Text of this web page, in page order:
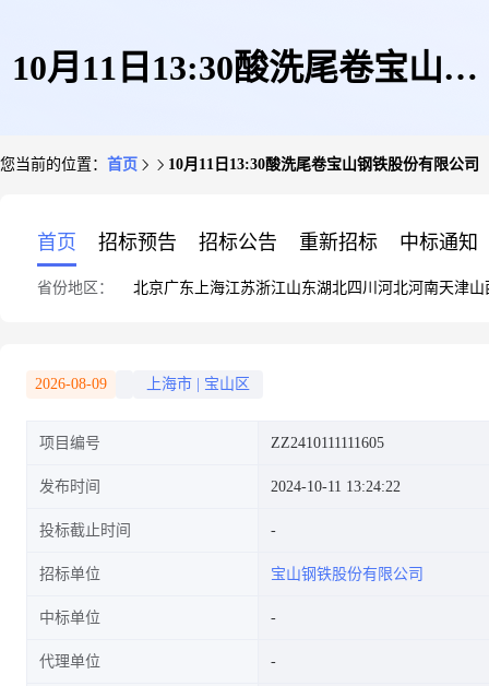
10月11日13:30酸洗尾卷宝山钢
您当前的位置： 首页 10月11日13:30酸洗尾卷宝山钢铁股份有限公司
首页 招标预告 招标公告 重新招标 中标通知
省份地区： 北京广东 上海江苏浙江山东湖北四川 河北河南天津山
2026-08-09 上海市 宝山区
项目编号 ZZ2410111111605
发布时间 2024-10-11 13:24:22
投标截止时间
招标单位 宝山钢铁股份有限公司
中标单位
代理单位